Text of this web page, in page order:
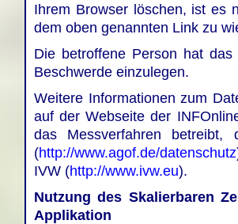
Ihrem Browser löschen, ist es
dem oben genannten Link zu
Die betroffene Person hat
Beschwerde einzulegen.
Weitere Informationen zum
auf der Webseite der
das Messverfahren betreibt,
(http://www.agof.de/datenschutz
IVW (http://www.ivw.eu).
Nutzung des Skalierbaren
Applikation